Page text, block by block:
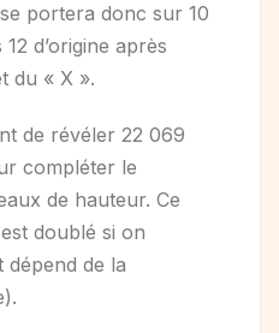
portera donc sur 10
d’origine après
du « X ».
de révéler 22 069
compléter le
de hauteur. Ce
doublé si on
de la